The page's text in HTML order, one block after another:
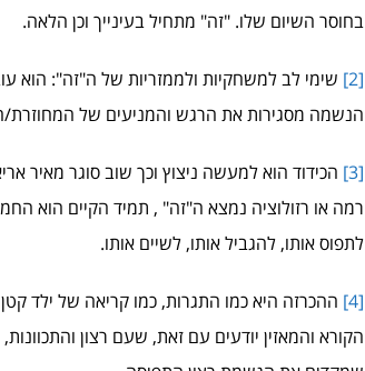
בחוסר השיום שלו. "זה" מתחיל בעינייך וכן הלאה.
[2]
שימי לב למשחקיות ולממזריות של ה"זה": הוא
הנשמה מסגירות את הרגש והמניעים של
[3]
הכידוד הוא למעשה ניצוץ וכך שוב סוגר מאיר
רמה או רזולוציה נמצא ה"זה" , תמיד הקיים הוא
לתפוס אותו, להגביל אותו, לשיים אותו.
[4]
ההכרזה היא כמו התגרות, כמו קריאה של ילד
הקורא והמאזין יודעים עם זאת, שעם רצון